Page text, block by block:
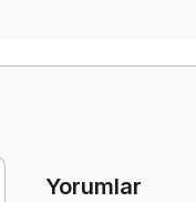
Yorumlar